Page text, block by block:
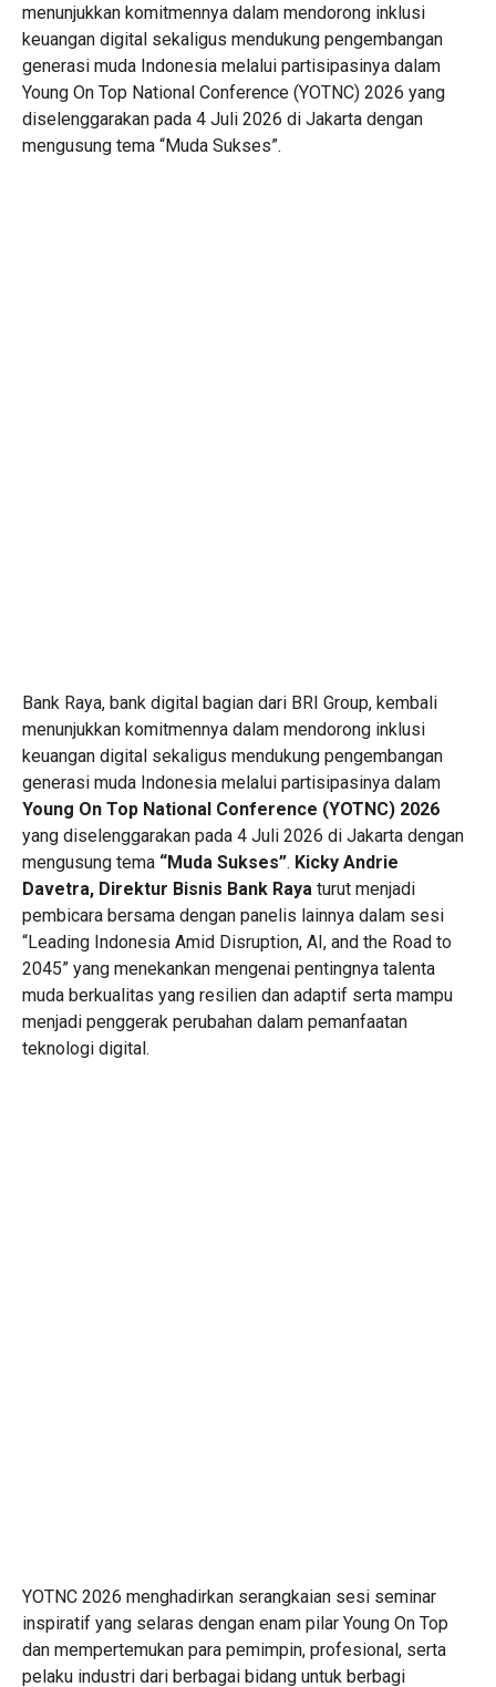
menunjukkan komitmennya dalam mendorong inklusi
keuangan digital sekaligus mendukung pengembangan
generasi muda Indonesia melalui partisipasinya dalam
Young On Top National Conference (YOTNC) 2026 yang
diselenggarakan pada 4 Juli 2026 di Jakarta dengan
mengusung tema “Muda Sukses”.
Bank Raya, bank digital bagian dari BRI Group, kembali
menunjukkan komitmennya dalam mendorong inklusi
keuangan digital sekaligus mendukung pengembangan
generasi muda Indonesia melalui partisipasinya dalam
Young On Top National Conference (YOTNC) 2026
yang diselenggarakan pada 4 Juli 2026 di Jakarta dengan
mengusung tema “Muda Sukses”. Kicky Andrie
Davetra, Direktur Bisnis Bank Raya turut menjadi
pembicara bersama dengan panelis lainnya dalam sesi
“Leading Indonesia Amid Disruption, AI, and the Road to
2045” yang menekankan mengenai pentingnya talenta
muda berkualitas yang resilien dan adaptif serta mampu
menjadi penggerak perubahan dalam pemanfaatan
teknologi digital.
YOTNC 2026 menghadirkan serangkaian sesi seminar
inspiratif yang selaras dengan enam pilar Young On Top
dan mempertemukan para pemimpin, profesional, serta
pelaku industri dari berbagai bidang untuk berbagi